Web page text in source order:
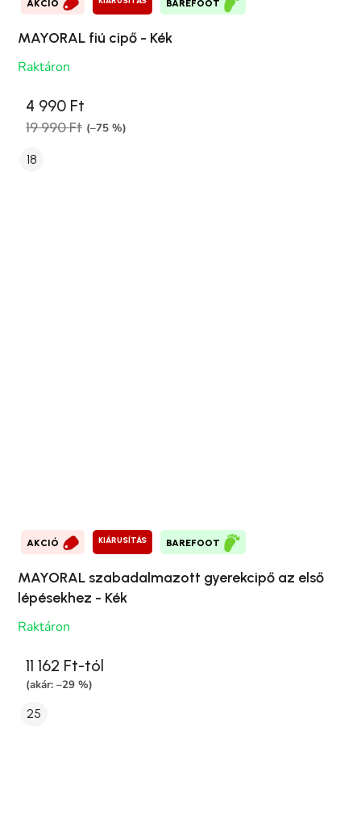
AKCIÓ BAREFOOT
MAYORAL fiú cipő - Kék
Raktáron
4 990 Ft
19 990 Ft (–75 %)
18
AKCIÓ KIÁRUSÍTÁS BAREFOOT
MAYORAL szabadalmazott gyerekcipő az első
lépésekhez - Kék
Raktáron
11 162 Ft-tól
(akár: –29 %)
25